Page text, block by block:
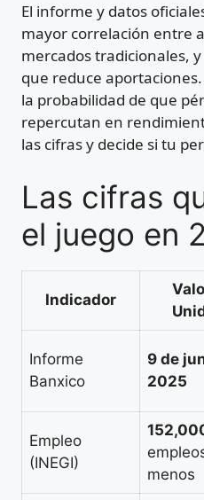
El informe y datos
mayor correlación entre
mercados tradicionales,
que reduce
la probabilidad de que
repercutan en
las cifras y decide si tu
Las cifras
el juego en
Indicador
Informe
Banxico
9 de
2025
Empleo
(INEGI)
menos